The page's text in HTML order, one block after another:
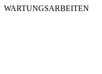
WARTUNGSARBEITEN